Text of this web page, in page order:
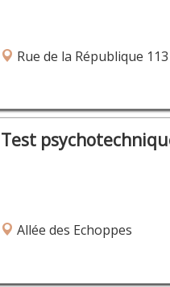
Rue de la République 113
Test
Allée des Echoppes